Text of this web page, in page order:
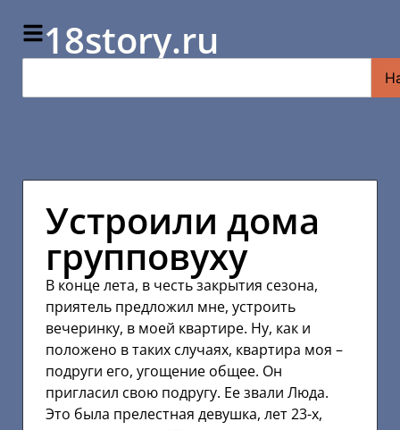
18story.ru
Устроили дома
групповуху
В конце лета, в честь закрытия сезона,
приятель предложил мне, устроить
вечеринку, в моей квартире. Ну, как и
положено в таких случаях, квартира моя –
подруги его, угощение общее. Он
пригласил свою подругу. Ее звали Люда.
Это была прелестная девушка, лет 23-х,